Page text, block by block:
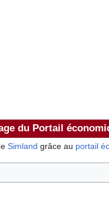
du Portail
Simland grâce au portail